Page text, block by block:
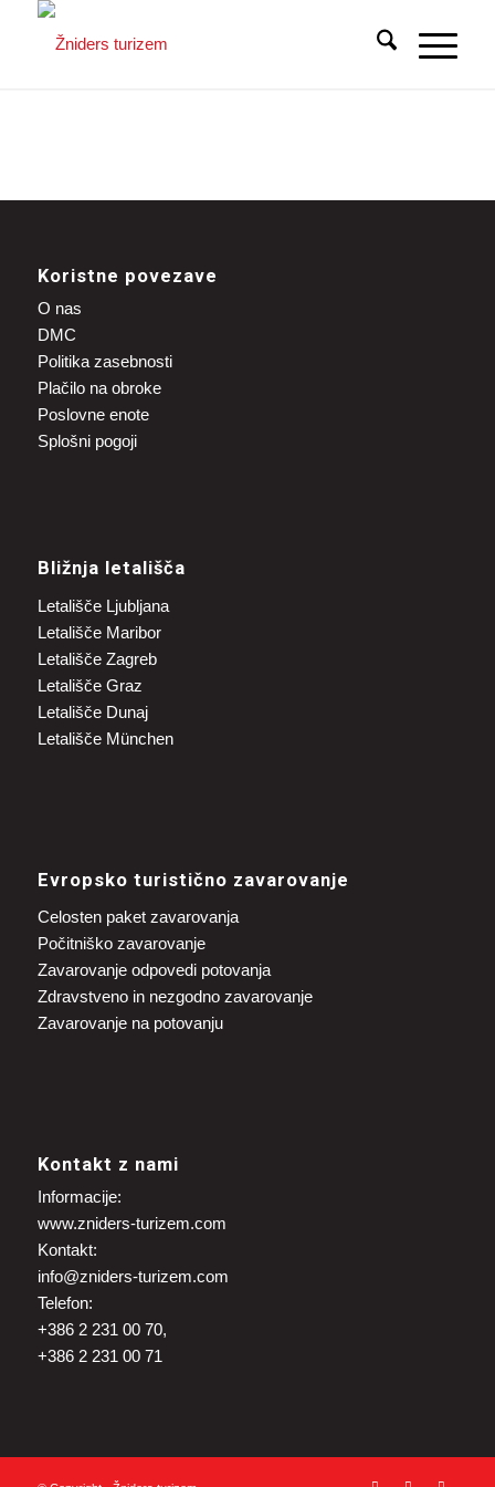
Koristne povezave
O nas
DMC
Politika zasebnosti
Plačilo na obroke
Poslovne enote
Splošni pogoji
Bližnja letališča
Letališče Ljubljana
Letališče Maribor
Letališče Zagreb
Letališče Graz
Letališče Dunaj
Letališče München
Evropsko turistično zavarovanje
Celosten paket zavarovanja
Počitniško zavarovanje
Zavarovanje odpovedi potovanja
Zdravstveno in nezgodno zavarovanje
Zavarovanje na potovanju
Kontakt z nami
Informacije:
www.zniders-turizem.com
Kontakt:
info@zniders-turizem.com
Telefon:
+386 2 231 00 70,
+386 2 231 00 71